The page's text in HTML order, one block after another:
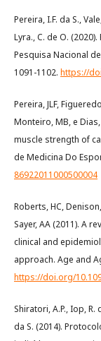
Pereira, I.F. da S.,
Lyra., C. de O.
Pesquisa Nacional
1091-1102. https://
Pereira, JLF,
Monteiro, MB, e
muscle strength of
de Medicina Do
86922011000500004
Roberts, HC, Denison,
Sayer, AA (2011). A
clinical and
approach. Age and
https://doi.org/
Shiratori, A.P., Iop, R.
da S. (2014).